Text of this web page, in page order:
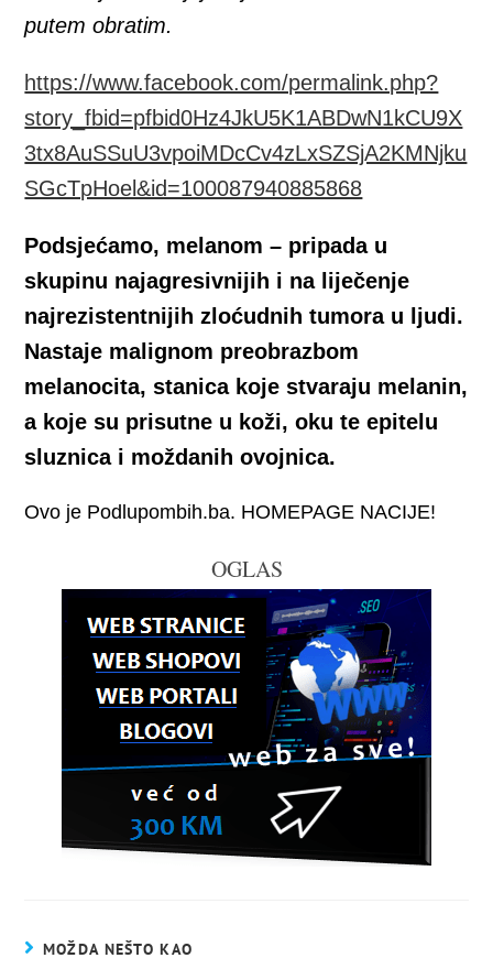
putem obratim.
https://www.facebook.com/permalink.php?
story_fbid=pfbid0Hz4JkU5K1ABDwN1kCU9X
3tx8AuSSuU3vpoiMDcCv4zLxSZSjA2KMNjku
SGcTpHoel&id=100087940885868
Podsjećamo, melanom – pripada u
skupinu najagresivnijih i na liječenje
najrezistentnijih zloćudnih tumora u ljudi.
Nastaje malignom preobrazbom
melanocita, stanica koje stvaraju melanin,
a koje su prisutne u koži, oku te epitelu
sluznica i moždanih ovojnica.
Ovo je Podlupombih.ba. HOMEPAGE NACIJE!
OGLAS
MOŽDA NEŠTO KAO